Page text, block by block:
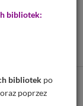
bibliotek:
bibliotek po
poprzez